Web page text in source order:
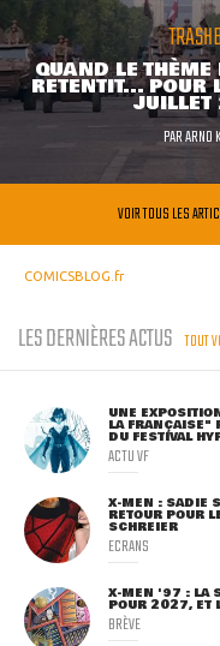
QUAND LE
RETENTIT... POUR
PARARNO
VOIR TOUS LES
COMICSBLOG.fr
LES DERNIÈRES ACTUS TOUT
UNE
LA
DU FESTIVAL
ACTU VF
X-MEN : SADIE
RETOUR POUR
SCHREIER
ECRANS
X-MEN '97 : LA
POUR 2027, ET
BRÈVE